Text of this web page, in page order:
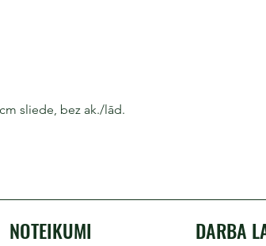
sliede, bez ak./lād.
NOTEIKUMI DARBA